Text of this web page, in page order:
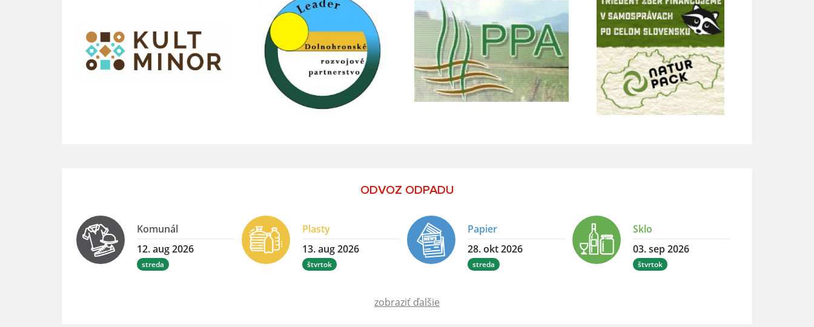
ODVOZ ODPADU
Komunál
12. aug 2026
streda
Plasty
13. aug 2026
štvrtok
Papier
28. okt 2026
streda
Sklo
03. sep 2026
štvrtok
zobraziť ďalšie